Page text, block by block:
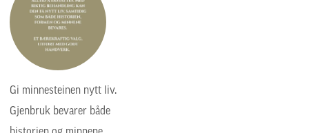
Gi minnesteinen nytt liv.
Gjenbruk bevarer både